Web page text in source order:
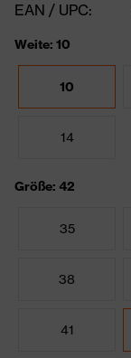
EAN / UPC:
Weite: 10
10
14
Größe: 42
35
38
41